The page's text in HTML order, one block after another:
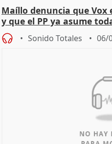
Maíllo denuncia que
y que el PP ya asume
Sonido Totales 06/